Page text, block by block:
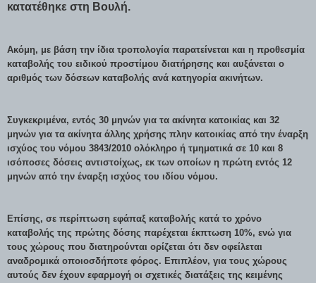
κατατέθηκε στη Βουλή.
Ακόμη, με βάση την ίδια τροπολογία παρατείνεται και η προθεσμία
καταβολής του ειδικού προστίμου διατήρησης και αυξάνεται ο
αριθμός των δόσεων καταβολής ανά κατηγορία ακινήτων.
Συγκεκριμένα, εντός 30 μηνών για τα ακίνητα κατοικίας και 32
μηνών για τα ακίνητα άλλης χρήσης πλην κατοικίας από την έναρξη
ισχύος του νόμου 3843/2010 ολόκληρο ή τμηματικά σε 10 και 8
ισόποσες δόσεις αντιστοίχως, εκ των οποίων η πρώτη εντός 12
μηνών από την έναρξη ισχύος του ιδίου νόμου.
Επίσης, σε περίπτωση εφάπαξ καταβολής κατά το χρόνο
καταβολής της πρώτης δόσης παρέχεται έκπτωση 10%, ενώ για
τους χώρους που διατηρούνται ορίζεται ότι δεν οφείλεται
αναδρομικά οποιοσδήποτε φόρος. Επιπλέον, για τους χώρους
αυτούς δεν έχουν εφαρμογή οι σχετικές διατάξεις της κειμένης